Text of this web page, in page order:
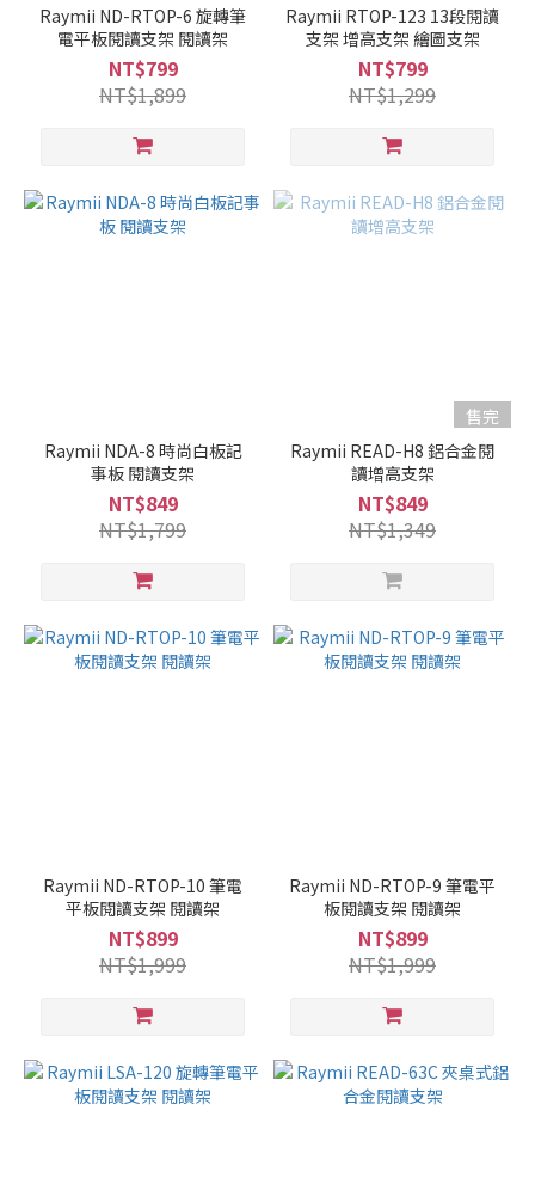
Raymii ND-RTOP-6 旋轉筆
電平板閱讀支架 閱讀架
NT$799
NT$1,899
Raymii RTOP-123 13段閱讀
支架 增高支架 繪圖支架
NT$799
NT$1,299
Raymii NDA-8 時尚白板記
事板 閱讀支架
NT$849
NT$1,799
售完
Raymii READ-H8 鋁合金閱
讀增高支架
NT$849
NT$1,349
Raymii ND-RTOP-10 筆電
平板閱讀支架 閱讀架
NT$899
NT$1,999
Raymii ND-RTOP-9 筆電平
板閱讀支架 閱讀架
NT$899
NT$1,999